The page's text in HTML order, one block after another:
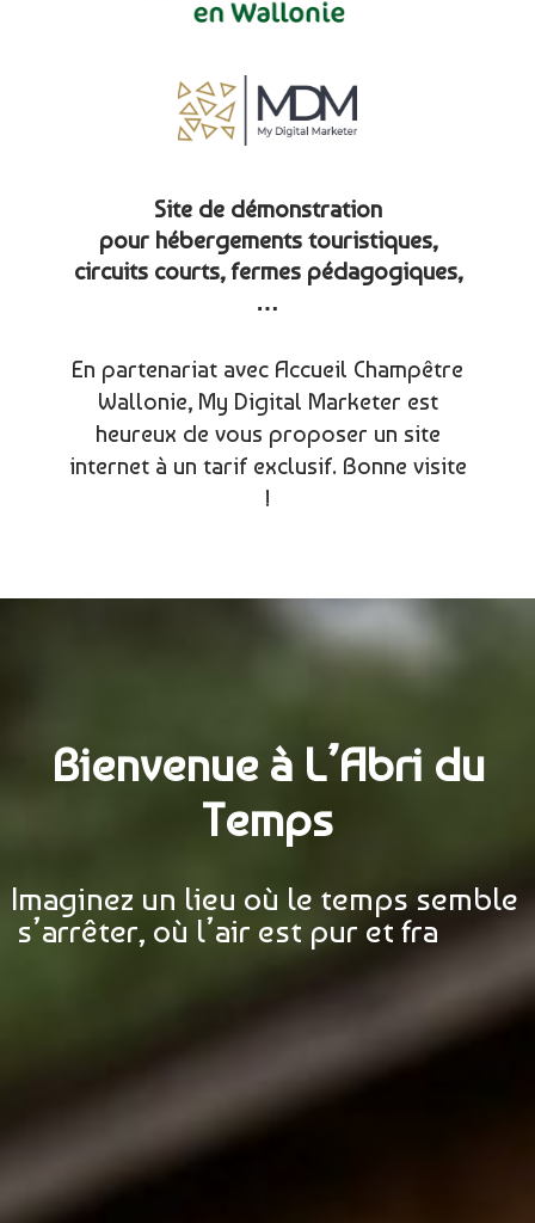
Site de démonstration
pour hébergements touristiques,
circuits courts, fermes pédagogiques,
…
En partenariat avec Accueil Champêtre
Wallonie, My Digital Marketer est
heureux de vous proposer un site
internet à un tarif exclusif. Bonne visite
!
Bienvenue à L’Abri du
Temps
Imaginez un lieu où le temps semble
s’arrêter, où l’air est pur et frais, et
où le chant des oisea